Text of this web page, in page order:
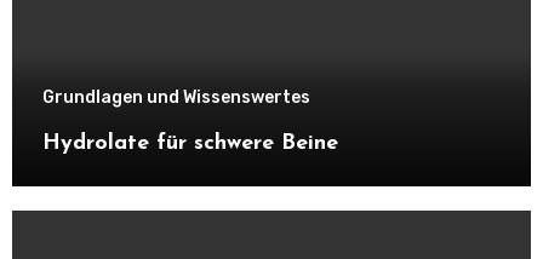
Grundlagen und Wissenswertes
Hydrolate für schwere Beine